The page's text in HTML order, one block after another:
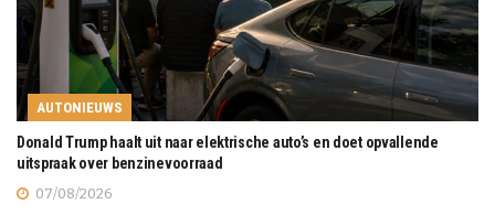
AUTONIEUWS
Donald Trump haalt uit naar elektrische auto’s en doet opvallende
uitspraak over benzinevoorraad
07/08/2026